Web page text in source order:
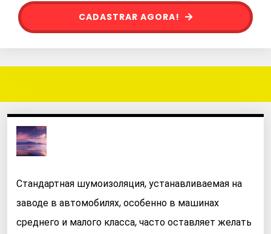
CADASTRAR AGORA!
Стандартная шумоизоляция, устанавливаемая на
заводе в автомобилях, особенно в машинах
среднего и малого класса, часто оставляет желать